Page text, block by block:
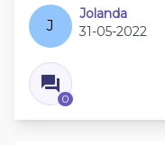
J
Jolanda
31-05-2022
0